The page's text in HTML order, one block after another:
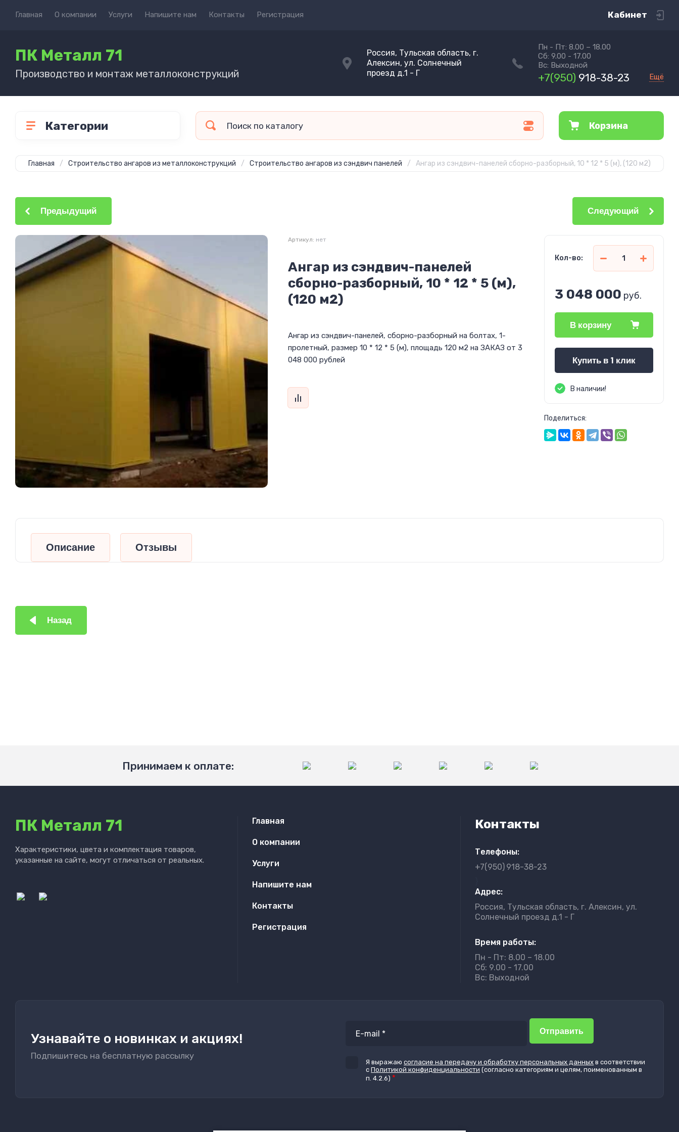
Главная О компании Услуги Напишите нам Контакты Регистрация Кабинет
ПК Металл 71
Производство и монтаж металлоконструкций
Россия, Тульская область, г.
Алексин, ул. Солнечный
проезд д.1 - Г
Пн - Пт: 8.00 – 18.00
Сб: 9.00 - 17.00
Вс: Выходной
+7(950) 918-38-23 Ещё
Категории Корзина
Главная / Строительство ангаров из металлоконструкций / Строительство ангаров из сэндвич панелей / Ангар из сэндвич-панелей сборно-разборный, 10 * 12 * 5 (м), (120 м2)
Предыдущий Следующий
Артикул: нет
Ангар из сэндвич-панелей
сборно-разборный, 10 * 12 * 5 (м),
(120 м2)
Ангар из сэндвич-панелей, сборно-разборный на болтах, 1-
пролетный, размер 10 * 12 * 5 (м), площадь 120 м2 на ЗАКАЗ от 3
048 000 рублей
Кол-во:
3 048 000 руб.
В корзину
Купить в 1 клик
В наличии!
Поделиться:
Описание Отзывы
Назад
Принимаем к оплате:
ПК Металл 71
Характеристики, цвета и комплектация товаров,
указанные на сайте, могут отличаться от реальных.
Главная
О компании
Услуги
Напишите нам
Контакты
Регистрация
Контакты
Телефоны:
+7(950) 918-38-23
Адрес:
Россия, Тульская область, г. Алексин, ул.
Солнечный проезд д.1 - Г
Время работы:
Пн - Пт: 8.00 – 18.00
Сб: 9.00 - 17.00
Вс: Выходной
Узнавайте о новинках и акциях!
Подпишитесь на бесплатную рассылку
Я выражаюсогласие на передачу и обработку персональных данных в соответствии
сПолитикой конфиденциальности (согласно категориям и целям, поименованным в
п. 4.2.6) *
Отправить